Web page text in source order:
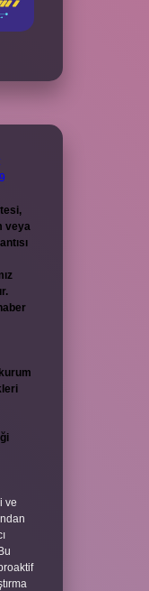
veya
ve